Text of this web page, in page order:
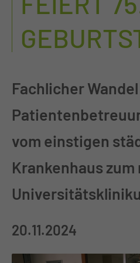
Fachlicher
vom einstigen
Krankenhaus zum
20.11.2024